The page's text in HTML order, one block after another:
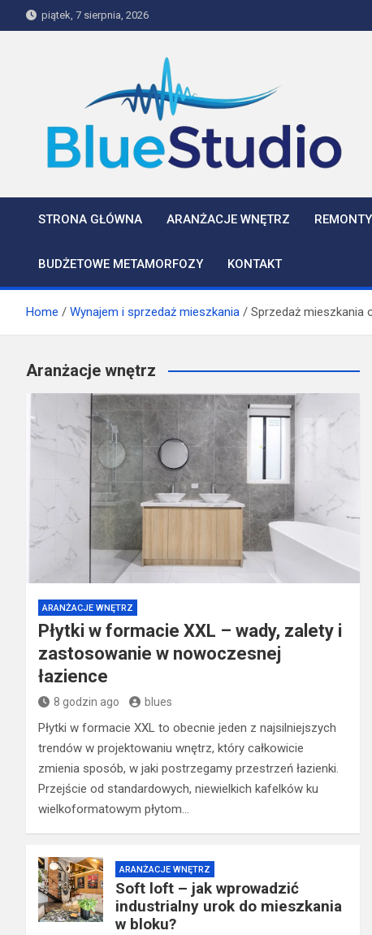
to
piątek, 7 sierpnia, 2026
BlueStudio
STRONA GŁÓWNA ARANŻACJE WNĘTRZ
BUDŻETOWE METAMORFOZY KONTAKT
Home Wynajem i sprzedaż mieszkania Sprzedaż mieszkania
Aranżacje wnętrz
ARANŻACJE WNĘTRZ
Płytki w formacie XXL – wady, zalety i
zastosowanie w nowoczesnej
łazience
8 godzin ago blues
Płytki w formacie XXL to obecnie jeden z najsilniejszych
trendów w projektowaniu wnętrz, który całkowicie
zmienia sposób, w jaki postrzegamy przestrzeń łazienki.
Przejście od standardowych, niewielkich kafelków ku
wielkoformatowym płytom…
ARANŻACJE WNĘTRZ
Soft loft – jak wprowadzić
industrialny urok do mieszkania
w bloku?